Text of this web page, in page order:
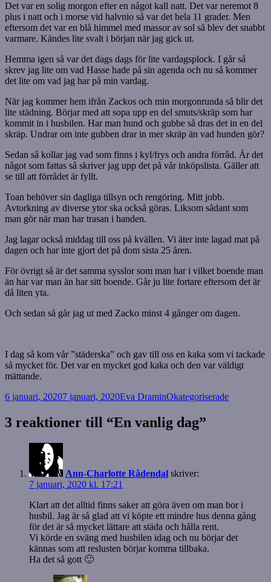
Det var en solig morgon efter en något kall natt. Det var neremot 8
plus i natt och i morse vid halvnio så var det hela 11 grader. Men
eftersom det var en blå himmel med massor av sol så blev det snabbt
varmare. Kändes lite svalt i början när jag gick ut.
Hemma igen så var det dags dags för lite vardagsplock. I går så
skrev jag lite om vad Hasse hade på sin agenda och nu så kommer
det lite om vad jag har på min vardag.
När jag kommer hem ifrån Zackos och min morgonrunda så blir det
lite städning. Börjar med att sopa upp en del smuts/skräp som har
kommit in i husbilen. Har man hund och gubbe så dras det in en del
skräp. Undrar om inte gubben drar in mer skräp än vad hunden gör?
Sedan så kollar jag vad som finns i kyl/frys och andra förråd. Är det
något som fattas så skriver jag upp det på vår inköpslista. Gäller att
se till att förrådet är fyllt.
Toan behöver sin dagliga tillsyn och rengöring. Mitt jobb.
Avtorkning av diverse ytor ska också göras. Liksom sådant som
man gör när man har trasan i handen.
Jag lagar också middag till oss på kvällen. Vi äter inte lagad mat på
dagen och har inte gjort det på dom sista 25 åren.
För övrigt så är det samma sysslor som man har i vilket boende man
än har var man än har sitt boende. Går ju lite fortare eftersom det är
då liten yta.
Och sedan så går jag ut med Zacko minst 4 gånger om dagen.
I dag så kom vår ”städerska” och gav till oss en kaka som vi tackade
så mycket för. Det var en mycket god kaka och den var väldigt
mättande.
Postat
6 januari, 20207 januari, 2020Författare
Eva DraminKategorier
Okategoriserade
3 reaktioner till “En vanlig dag”
Ann-Charlotte Rådendal skriver:
7 januari, 2020 kl. 17:21
Klart att det alltid finns saker att göra även om man bor i
husbil. Jag är så glad att vi köpte ett mindre hus denna gång
för det är så mycket lättare att städa och hålla rent.
Vi körde en sväng med husbilen idag och nu börjar det
kännas som att reslusten börjar komma tillbaka.
Ha det så gott 🙂